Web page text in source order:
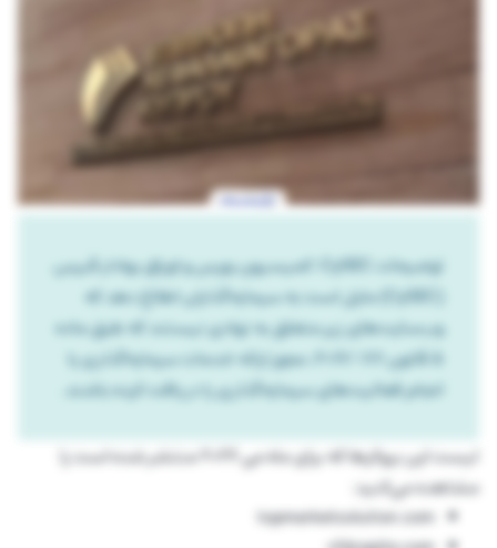
توضیحات CySEC: کمیسیون بورس و اوراق بهادار قبرس
(CySEC) مایل است به سرمایه‌گذاران اطلاع دهد که
وب‌سایت‌های زیر متعلق به نهادی نیستند که طبق ماده
۵ قانون ۸۷ /۲۰۱۷، مجوز ارائه خدمات سرمایه‌گذاری یا
انجام فعالیت‌های سرمایه‌گذاری را دریافت کرده باشند.
لیست این بروکرها که برای ماه می 2026 منتشر شده است را
مشاهده می‌کنید:
topmarketsolution.com